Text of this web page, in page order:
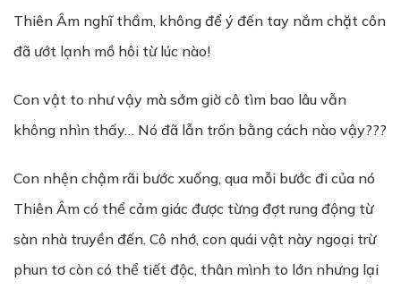
Thiên Âm nghĩ thầm, không để ý đến tay nắm chặt côn
đã ướt lạnh mồ hôi từ lúc nào!
Con vật to như vậy mà sớm giờ cô tìm bao lâu vẫn
không nhìn thấy… Nó đã lẫn trốn bằng cách nào vậy???
Con nhện chậm rãi bước xuống, qua mỗi bước đi của nó
Thiên Âm có thể cảm giác được từng đợt rung động từ
sàn nhà truyền đến. Cô nhớ, con quái vật này ngoại trừ
phun tơ còn có thể tiết độc, thân mình to lớn nhưng lại